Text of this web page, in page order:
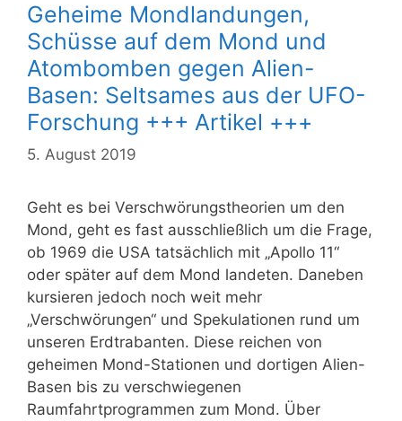
Geheime Mondlandungen,
Schüsse auf dem Mond und
Atombomben gegen Alien-
Basen: Seltsames aus der UFO-
Forschung +++ Artikel +++
5. August 2019
Geht es bei Verschwörungstheorien um den
Mond, geht es fast ausschließlich um die Frage,
ob 1969 die USA tatsächlich mit „Apollo 11“
oder später auf dem Mond landeten. Daneben
kursieren jedoch noch weit mehr
„Verschwörungen“ und Spekulationen rund um
unseren Erdtrabanten. Diese reichen von
geheimen Mond-Stationen und dortigen Alien-
Basen bis zu verschwiegenen
Raumfahrtprogrammen zum Mond. Über